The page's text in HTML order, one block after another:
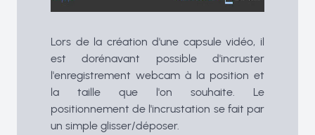
Lors de la création d'une capsule vidéo, il
est dorénavant possible d'incruster
l'enregistrement webcam à la position et
la taille que l'on souhaite. Le
positionnement de l'incrustation se fait par
un simple glisser/déposer.